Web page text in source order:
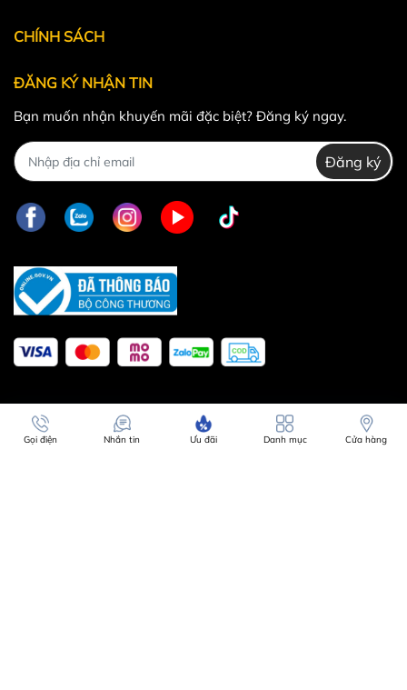
tượng của sự tinh tế và đẳng cấp. Sự chất lượng vượt
trội và tâm huyết trong mỗi chi tiết đã giúp Berlink ghi
đồng hồ trên toàn thế giới. Hy vọng với những thông tin
mà Hwatch chia sẻ phía trên sẽ giúp bạn hiểu rõ hơn về
chiêm ngưỡng ngay những mầu đồng hồ Berlink mới
nhất nhé!
CHÍNH SÁCH
ĐĂNG KÝ NHẬN TIN
Bạn muốn nhận khuyến mãi đặc biệt? Đăng ký ngay.
Đăng ký
Gọi điện Nhắn tin Ưu đãi Danh mục Cửa hàng